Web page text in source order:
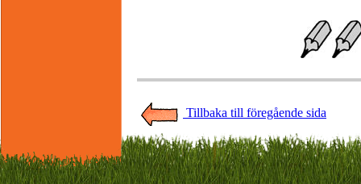
Tillbaka till föregående sida